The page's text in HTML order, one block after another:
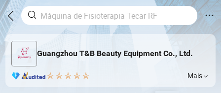
Guangzhou T&B Beauty Equipment Co., Ltd.
Mais